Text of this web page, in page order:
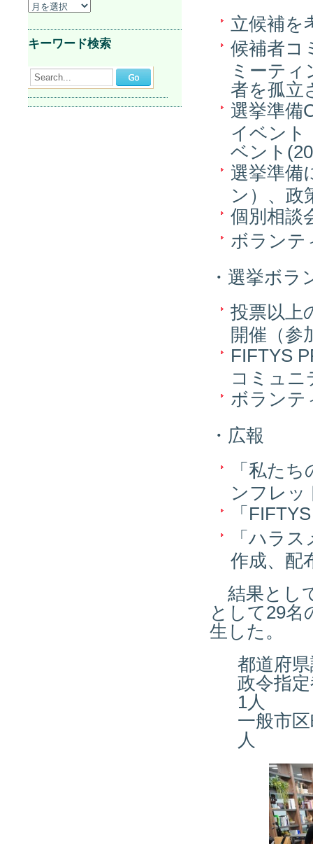
立候補を
候補者コ
ミーティ
者を孤立
選挙準備
イベント
ベント
選挙準備
ン）、政
個別相談
ボランテ
・選挙ボ
投票以上
開催（参
FIFTYS
コミュニ
ボランテ
・広報
「私た
ンフレッ
「
「ハラ
作成、配
結果とし
として29名
生した。
都道府
政令指
1人
一般市
人
キーワード検索
Search...